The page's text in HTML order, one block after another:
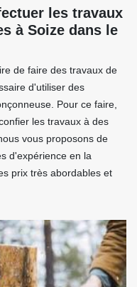
les travaux
à Soize dans le
de faire des travaux de
d'utiliser des
Pour ce faire,
les travaux à des
vous proposons de
d'expérience en la
prix très abordables et